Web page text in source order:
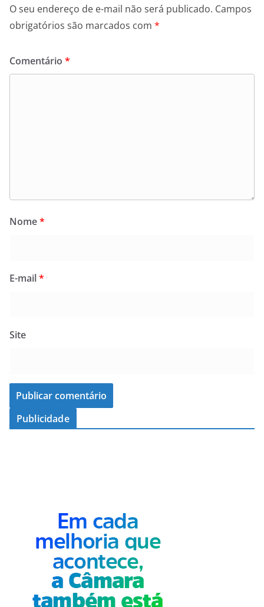
O seu endereço de e-mail não será publicado. Campos
obrigatórios são marcados com *
Comentário *
Nome*
E-mail*
Site
Publicidade